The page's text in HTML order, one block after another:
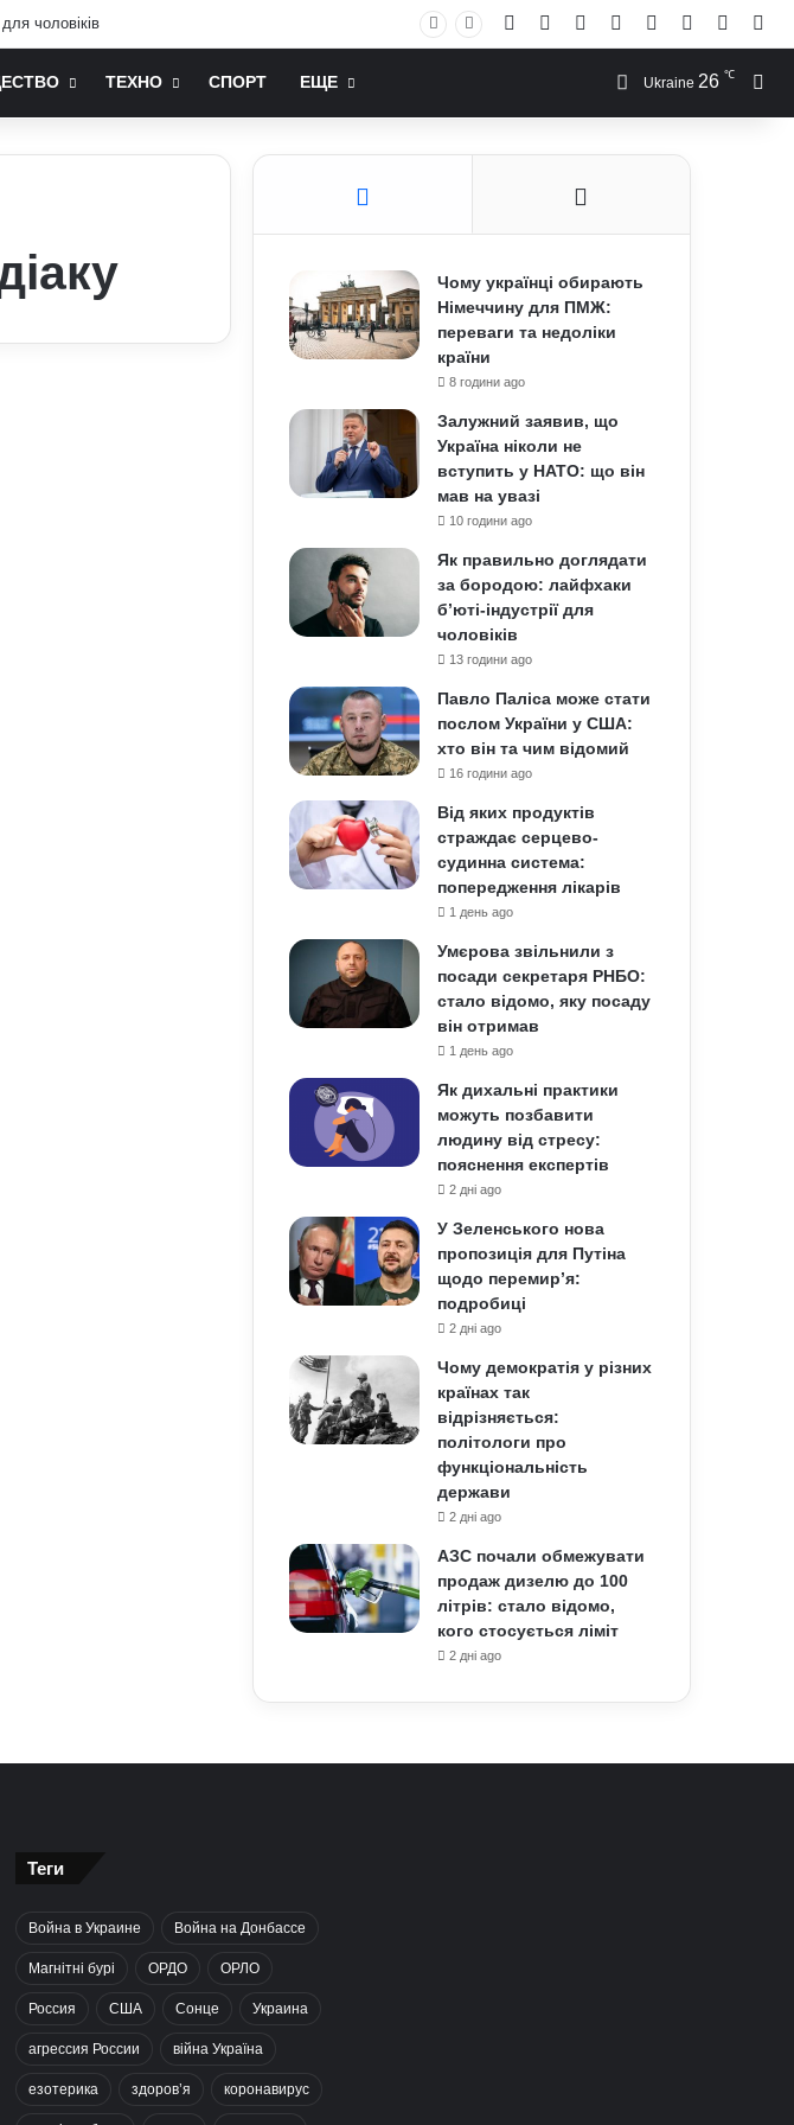
чоловіків Facebook YouTubeInstagram
RSS Log In
ТЕХНО СПОРТ ЕЩЕ Ukraine 26 ℃
Чому українці обирають
Німеччину для ПМЖ:
переваги та недоліки
країни
8 години ago
Залужний заявив, що
Україна ніколи не
вступить у НАТО: що він
мав на увазі
10 години ago
Як правильно доглядати
за бородою: лайфхаки
б’юті-індустрії для
чоловіків
13 години ago
Павло Паліса може стати
послом України у США:
хто він та чим відомий
16 години ago
Від яких продуктів
страждає серцево-
судинна система:
попередження лікарів
1 день ago
Умєрова звільнили з
посади секретаря РНБО:
стало відомо, яку посаду
він отримав
1 день ago
Як дихальні практики
можуть позбавити
людину від стресу:
пояснення експертів
2 дні ago
У Зеленського нова
пропозиція для Путіна
щодо перемир’я:
подробиці
2 дні ago
Чому демократія у різних
країнах так
відрізняється:
політологи про
функціональність
держави
2 дні ago
АЗС почали обмежувати
продаж дизелю до 100
літрів: стало відомо,
кого стосується ліміт
2 дні ago
Теги
Война в Украине Война на Донбассе
Магнітні бурі ОРДО ОРЛО
Россия США Сонце Украина
агрессия России війна Україна
езотерика здоров’я коронавирус